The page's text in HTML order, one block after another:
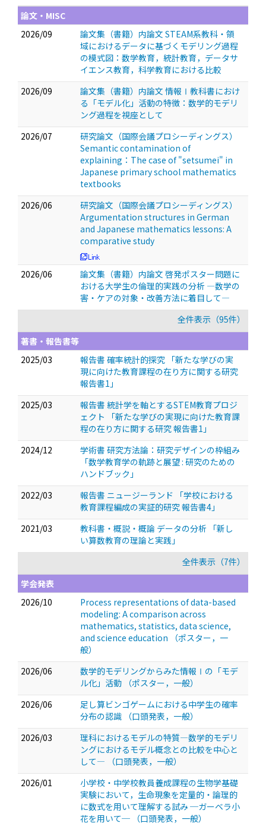
論文・MISC
2026/09
論文集（書籍）内論文 STEAM系教科・領
域におけるデータに基づくモデリング過程
の模式図：数学教育，統計教育，データサ
イエンス教育，科学教育における比較
2026/09
論文集（書籍）内論文 情報Ⅰ教科書におけ
る「モデル化」活動の特徴：数学的モデリ
ング過程を視座として
2026/07
研究論文（国際会議プロシーディングス）
Semantic contamination of
explaining：The case of "setsumei" in
Japanese primary school mathematics
textbooks
2026/06
研究論文（国際会議プロシーディングス）
Argumentation structures in German
and Japanese mathematics lessons: A
comparative study
2026/06
論文集（書籍）内論文 啓発ポスター問題に
おける大学生の倫理的実践の分析 ―数学の
害・ケアの対象・改善方法に着目して―
全件表示（95件）
著書・報告書等
2025/03
報告書 確率統計的探究 「新たな学びの実
現に向けた教育課程の在り方に関する研究
報告書1」
2025/03
報告書 統計学を軸とするSTEM教育プロジ
ェクト 「新たな学びの実現に向けた教育課
程の在り方に関する研究 報告書1」
2024/12
学術書 研究方法論：研究デザインの枠組み
「数学教育学の軌跡と展望 : 研究のための
ハンドブック」
2022/03
報告書 ニュージーランド 「学校における
教育課程編成の実証的研究 報告書4」
2021/03
教科書・概説・概論 データの分析 「新し
い算数教育の理論と実践」
全件表示（7件）
学会発表
2026/10
Process representations of data-based
modeling: A comparison across
mathematics, statistics, data science,
and science education
（ポスター，一
般）
2026/06
数学的モデリングからみた情報Ⅰの「モデ
ル化」活動
（ポスター，一般）
2026/06
足し算ビンゴゲームにおける中学生の確率
分布の認識
（口頭発表，一般）
2026/03
理科におけるモデルの特質―数学的モデリ
ングにおけるモデル概念との比較を中心と
して―
（口頭発表，一般）
2026/01
小学校・中学校教員養成課程の生物学基礎
実験において，生命現象を定量的・論理的
に数式を用いて理解する試み ─ガーベラ小
花を用いて─
（口頭発表，一般）